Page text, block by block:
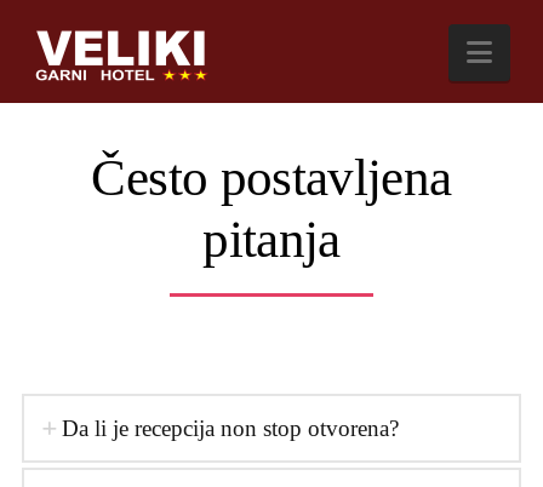
Često postavljena
pitanja
Da li je recepcija non stop otvorena?